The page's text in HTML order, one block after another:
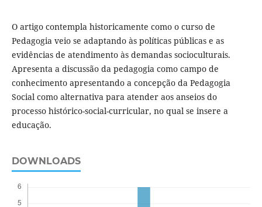
O artigo contempla historicamente como o curso de
Pedagogia veio se adaptando às políticas públicas e as
evidências de atendimento às demandas socioculturais.
Apresenta a discussão da pedagogia como campo de
conhecimento apresentando a concepção da Pedagogia
Social como alternativa para atender aos anseios do
processo histórico-social-curricular, no qual se insere a
educação.
DOWNLOADS